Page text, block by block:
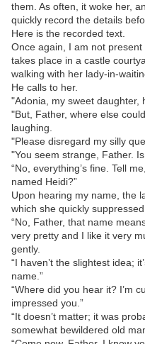
them. As often, it woke her,
quickly record the details
Here is the recorded text.
Once again, I am not
takes place in a castle
walking with her lady-in-
He calls to her.
"Adonia, my sweet daughter,
"But, Father, where else
laughing.
"Please disregard my silly
"You seem strange, Father.
“No, everything’s fine. Tell
named Heidi?”
Upon hearing my name, the
which she quickly suppressed.
“No, Father, that name
very pretty and I like it very
gently.
“I haven’t the slightest idea;
name.”
“Where did you hear it? I’m
impressed you.”
“It doesn’t matter; it was
somewhat bewildered old